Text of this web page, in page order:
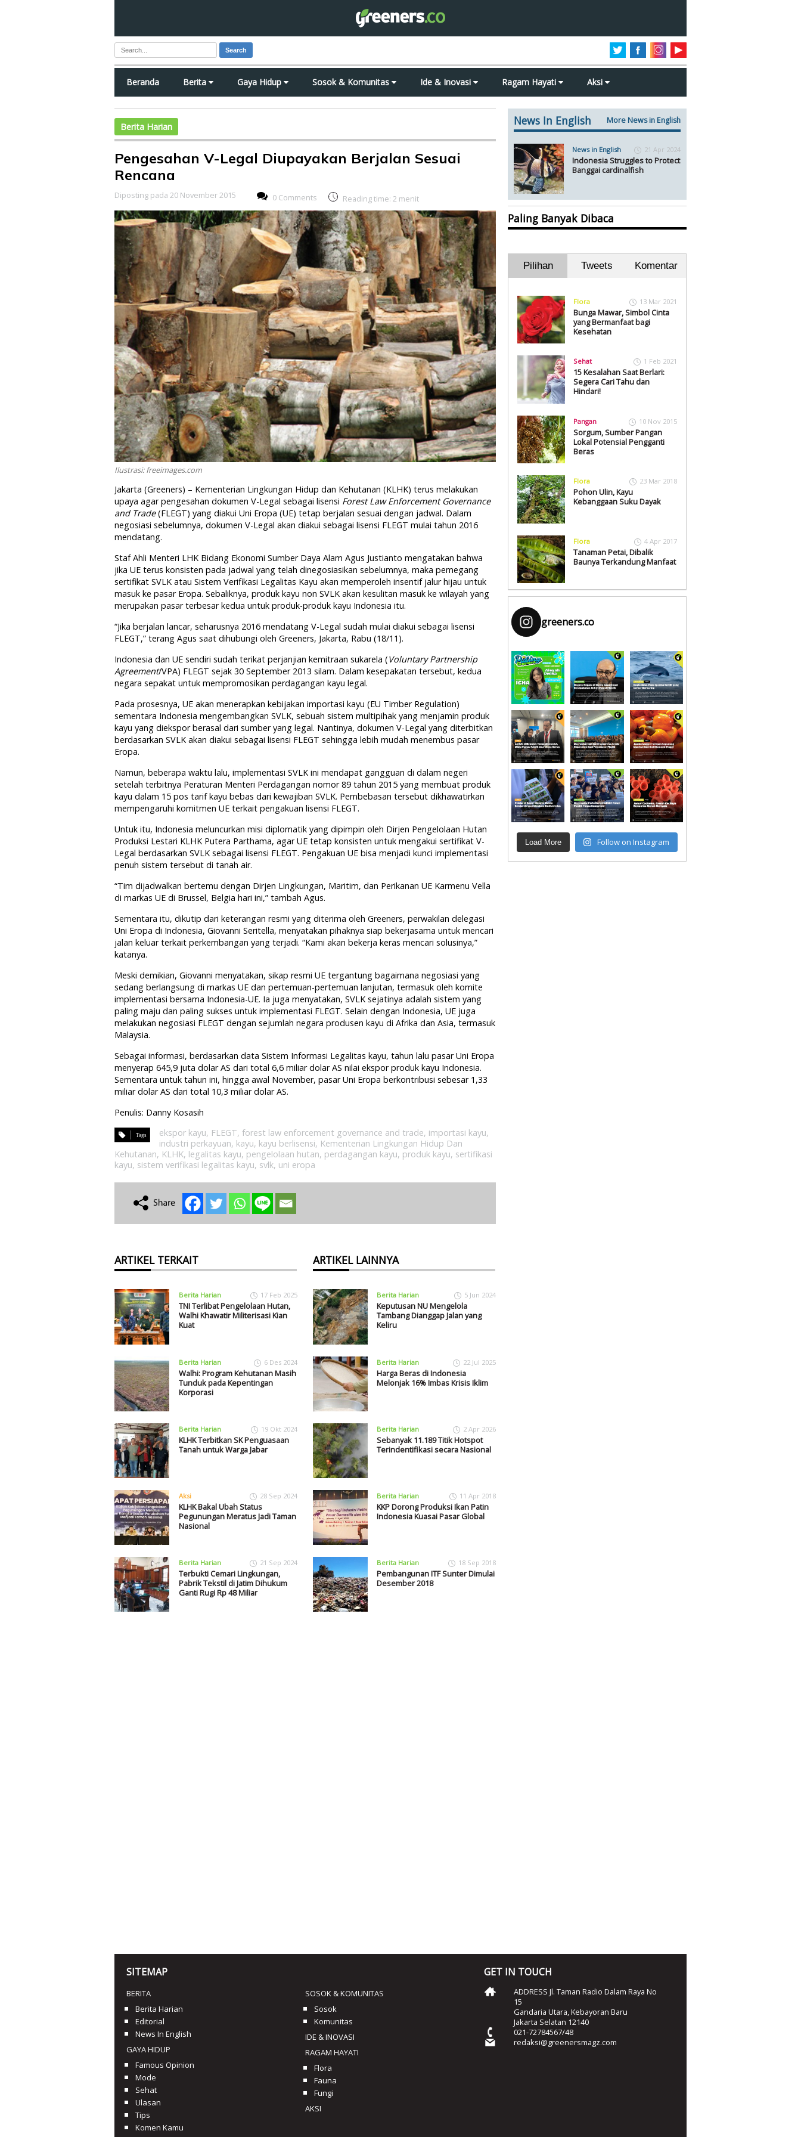
Search
Beranda Berita Gaya Hidup Sosok & Komunitas Ide & Inovasi Ragam Hayati Aksi
Berita Harian
Pengesahan V-Legal Diupayakan Berjalan Sesuai
Rencana
Diposting pada 20 November 2015 0 Comments Reading time: 2 menit
Ilustrasi: freeimages.com
Jakarta (Greeners) – Kementerian Lingkungan Hidup dan Kehutanan (KLHK) terus melakukan
upaya agar pengesahan dokumen V-Legal sebagai lisensi Forest Law Enforcement Governance
and Trade(FLEGT) yang diakui Uni Eropa (UE) tetap berjalan sesuai dengan jadwal. Dalam
negosiasi sebelumnya, dokumen V-Legal akan diakui sebagai lisensi FLEGT mulai tahun 2016
mendatang.
Staf Ahli Menteri LHK Bidang Ekonomi Sumber Daya Alam Agus Justianto mengatakan bahwa
jika UE terus konsisten pada jadwal yang telah dinegosiasikan sebelumnya, maka pemegang
sertifikat SVLK atau Sistem Verifikasi Legalitas Kayu akan memperoleh insentif jalur hijau untuk
masuk ke pasar Eropa. Sebaliknya, produk kayu non SVLK akan kesulitan masuk ke wilayah yang
merupakan pasar terbesar kedua untuk produk-produk kayu Indonesia itu.
“Jika berjalan lancar, seharusnya 2016 mendatang V-Legal sudah mulai diakui sebagai lisensi
FLEGT,” terang Agus saat dihubungi oleh Greeners, Jakarta, Rabu (18/11).
Indonesia dan UE sendiri sudah terikat perjanjian kemitraan sukarela (Voluntary Partnership
Agreement/VPA) FLEGT sejak 30 September 2013 silam. Dalam kesepakatan tersebut, kedua
negara sepakat untuk mempromosikan perdagangan kayu legal.
Pada prosesnya, UE akan menerapkan kebijakan importasi kayu (EU Timber Regulation)
sementara Indonesia mengembangkan SVLK, sebuah sistem multipihak yang menjamin produk
kayu yang diekspor berasal dari sumber yang legal. Nantinya, dokumen V-Legal yang diterbitkan
berdasarkan SVLK akan diakui sebagai lisensi FLEGT sehingga lebih mudah menembus pasar
Eropa.
Namun, beberapa waktu lalu, implementasi SVLK ini mendapat gangguan di dalam negeri
setelah terbitnya Peraturan Menteri Perdagangan nomor 89 tahun 2015 yang membuat produk
kayu dalam 15 pos tarif kayu bebas dari kewajiban SVLK. Pembebasan tersebut dikhawatirkan
mempengaruhi komitmen UE terkait pengakuan lisensi FLEGT.
Untuk itu, Indonesia meluncurkan misi diplomatik yang dipimpin oleh Dirjen Pengelolaan Hutan
Produksi Lestari KLHK Putera Parthama, agar UE tetap konsisten untuk mengakui sertifikat V-
Legal berdasarkan SVLK sebagai lisensi FLEGT. Pengakuan UE bisa menjadi kunci implementasi
penuh sistem tersebut di tanah air.
“Tim dijadwalkan bertemu dengan Dirjen Lingkungan, Maritim, dan Perikanan UE Karmenu Vella
di markas UE di Brussel, Belgia hari ini,” tambah Agus.
Sementara itu, dikutip dari keterangan resmi yang diterima oleh Greeners, perwakilan delegasi
Uni Eropa di Indonesia, Giovanni Seritella, menyatakan pihaknya siap bekerjasama untuk mencari
jalan keluar terkait perkembangan yang terjadi. “Kami akan bekerja keras mencari solusinya,”
katanya.
Meski demikian, Giovanni menyatakan, sikap resmi UE tergantung bagaimana negosiasi yang
sedang berlangsung di markas UE dan pertemuan-pertemuan lanjutan, termasuk oleh komite
implementasi bersama Indonesia-UE. Ia juga menyatakan, SVLK sejatinya adalah sistem yang
paling maju dan paling sukses untuk implementasi FLEGT. Selain dengan Indonesia, UE juga
melakukan negosiasi FLEGT dengan sejumlah negara produsen kayu di Afrika dan Asia, termasuk
Malaysia.
Sebagai informasi, berdasarkan data Sistem Informasi Legalitas kayu, tahun lalu pasar Uni Eropa
menyerap 645,9 juta dolar AS dari total 6,6 miliar dolar AS nilai ekspor produk kayu Indonesia.
Sementara untuk tahun ini, hingga awal November, pasar Uni Eropa berkontribusi sebesar 1,33
miliar dolar AS dari total 10,3 miliar dolar AS.
Penulis: Danny Kosasih
ekspor kayu, FLEGT, forest law enforcement governance and trade, importasi kayu,
industri perkayuan, kayu, kayu berlisensi, Kementerian Lingkungan Hidup Dan
Kehutanan, KLHK, legalitas kayu, pengelolaan hutan, perdagangan kayu, produk kayu, sertifikasi
kayu, sistem verifikasi legalitas kayu, svlk, uni eropa
ARTIKEL TERKAIT
Berita Harian 17 Feb 2025
TNI Terlibat Pengelolaan Hutan,
Walhi Khawatir Militerisasi Kian
Kuat
Berita Harian 6 Des 2024
Walhi: Program Kehutanan Masih
Tunduk pada Kepentingan
Korporasi
Berita Harian 19 Okt 2024
KLHK Terbitkan SK Penguasaan
Tanah untuk Warga Jabar
Aksi 28 Sep 2024
KLHK Bakal Ubah Status
Pegunungan Meratus Jadi Taman
Nasional
Berita Harian 21 Sep 2024
Terbukti Cemari Lingkungan,
Pabrik Tekstil di Jatim Dihukum
Ganti Rugi Rp 48 Miliar
ARTIKEL LAINNYA
Berita Harian 5 Jun 2024
Keputusan NU Mengelola
Tambang Dianggap Jalan yang
Keliru
Berita Harian 22 Jul 2025
Harga Beras di Indonesia
Melonjak 16% Imbas Krisis Iklim
Berita Harian 2 Apr 2026
Sebanyak 11.189 Titik Hotspot
Terindentifikasi secara Nasional
Berita Harian 11 Apr 2018
KKP Dorong Produksi Ikan Patin
Indonesia Kuasai Pasar Global
Berita Harian 18 Sep 2018
Pembangunan ITF Sunter Dimulai
Desember 2018
News In English More News in English
News in English 21 Apr 2024
Indonesia Struggles to Protect
Banggai cardinalfish
Paling Banyak Dibaca
Pilihan Tweets Komentar
Flora 13 Mar 2021
Bunga Mawar, Simbol Cinta
yang Bermanfaat bagi
Kesehatan
Sehat 1 Feb 2021
15 Kesalahan Saat Berlari:
Segera Cari Tahu dan
Hindari!
Pangan 10 Nov 2015
Sorgum, Sumber Pangan
Lokal Potensial Pengganti
Beras
Flora 23 Mar 2018
Pohon Ulin, Kayu
Kebanggaan Suku Dayak
Flora 4 Apr 2017
Tanaman Petai, Dibalik
Baunya Terkandung Manfaat
greeners.co
Load More Follow on Instagram
SITEMAP
BERITA
Berita Harian
Editorial
News In English
GAYA HIDUP
Famous Opinion
Mode
Sehat
Ulasan
Tips
Komen Kamu
SOSOK & KOMUNITAS
Sosok
Komunitas
IDE & INOVASI
RAGAM HAYATI
Flora
Fauna
Fungi
AKSI
GET IN TOUCH
ADDRESS Jl. Taman Radio Dalam Raya No
15
Gandaria Utara, Kebayoran Baru
Jakarta Selatan 12140
021-72784567/48
redaksi@greenersmagz.com